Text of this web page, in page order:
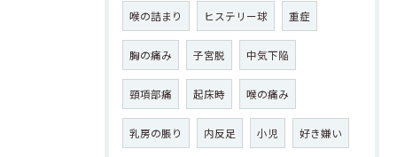
喉の詰まり ヒステリー球 重症
胸の痛み 子宮脱 中気下陥
頸項部痛 起床時 喉の痛み
乳房の脹り 内反足 小児 好き嫌い